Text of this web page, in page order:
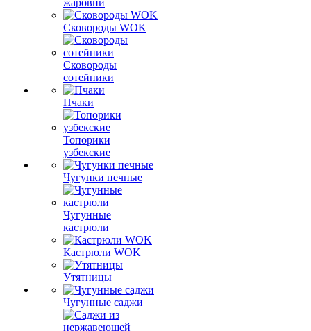
жаровни
Сковороды WOK
Сковороды
сотейники
Пчаки
Топорики
узбекские
Чугунки печные
Чугунные
кастрюли
Кастрюли WOK
Утятницы
Чугунные саджи